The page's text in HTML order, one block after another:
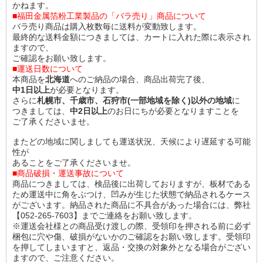
かねます。
■福田金属箔粉工業製品の「バラ売り」商品について
バラ売り商品は購入枚数毎に送料が変動致します。
最終的な送料金額につきましては、カートに入れた際に表示され
ますので、
ご確認をお願い致します。
■運送日数について
本商品を北海道へのご納品の場合、商品出荷完了後、
中1日以上が必要となります。
さらに札幌市、千歳市、石狩市(一部地域を除く)以外の地域に
つきましては、 中2日以上のお日にちが必要となりますことを
ご了承くださいませ。
またどの地域に関しましても運送状況、天候により遅延する可能
性が
あることをご了承くださいませ。
■商品破損・運送事故について
商品につきましては、検品後に出荷しておりますが、板材である
ため運送中に角をぶつけ、凹みが生じた状態で納品されるケース
がございます。納品された商品に不具合があった場合には、弊社
【052-265-7603】までご連絡をお願い致します。
※運送会社様との商品受け渡しの際、受領印を押される前に必ず
梱包に穴や傷、破損がないかのご確認をお願い致します。受領印
を押してしまいますと、返品・交換の対象外となる場合がござい
ますので、ご注意ください。